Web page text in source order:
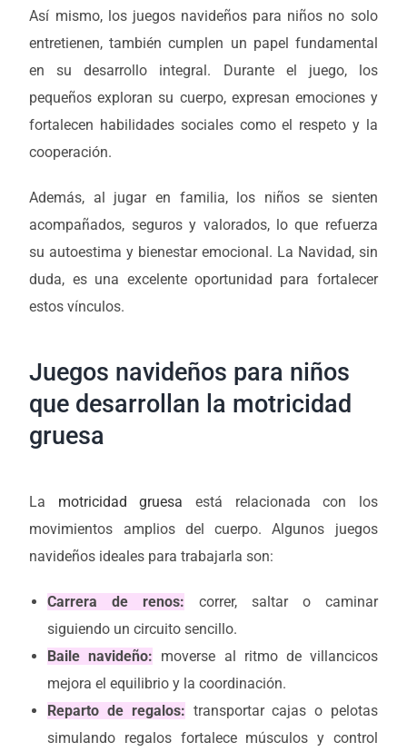
Así mismo, los juegos navideños para niños no solo
entretienen, también cumplen un papel fundamental
en su desarrollo integral. Durante el juego, los
pequeños exploran su cuerpo, expresan emociones y
fortalecen habilidades sociales como el respeto y la
cooperación.
Además, al jugar en familia, los niños se sienten
acompañados, seguros y valorados, lo que refuerza
su autoestima y bienestar emocional. La Navidad, sin
duda, es una excelente oportunidad para fortalecer
estos vínculos.
Juegos navideños para niños
que desarrollan la motricidad
gruesa
La motricidad gruesa está relacionada con los
movimientos amplios del cuerpo. Algunos juegos
navideños ideales para trabajarla son:
Carrera de renos: correr, saltar o caminar
siguiendo un circuito sencillo.
Baile navideño: moverse al ritmo de villancicos
mejora el equilibrio y la coordinación.
Reparto de regalos: transportar cajas o pelotas
simulando regalos fortalece músculos y control